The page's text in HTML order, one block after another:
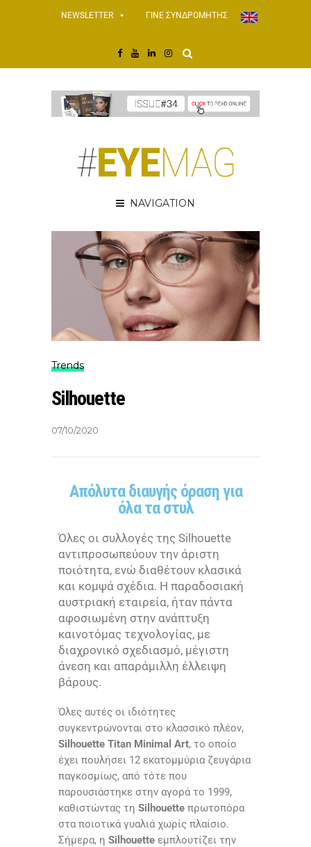
NEWSLETTER ΓΙΝΕ ΣΥΝΔΡΟΜΗΤΗΣ
NAVIGATION
Trends
Silhouette
07/10/2020
Aπόλυτα διαυγής όραση για
όλα τα στυλ
Όλες οι συλλογές της Silhouette
αντιπροσωπεύουν την άριστη
ποιότητα, ενώ διαθέτουν κλασικά
και κομψά σχέδια. Η παραδοσιακή
αυστριακή εταιρεία, ήταν πάντα
αφοσιωμένη στην ανάπτυξη
καινοτόμας τεχνολογίας, με
διαχρονικό σχεδιασμό, μέγιστη
άνεση και απαράμιλλη έλλειψη
βάρους.
Όλες αυτές οι ιδιότητες
συγκεντρώνονται στο κλασσικό πλέον,
Silhouette Titan Minimal Art, το οποίο
έχει πουλήσει 12 εκατομμύρια ζευγάρια
παγκοσμίως, από τότε που
παρουσιάστηκε στην αγορά το 1999,
καθιστώντας τη Silhouette πρωτοπόρα
στα ποιοτικά γυαλιά χωρίς πλαίσιο.
Σήμερα, η Silhouette εμπλουτίζει την